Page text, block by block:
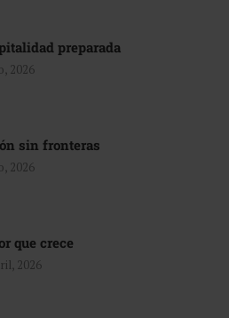
preparada
2026
sin fronteras
2026
que crece
2026